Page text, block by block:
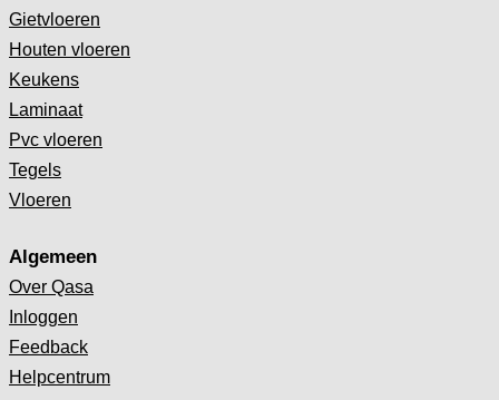
Gietvloeren
Houten vloeren
Keukens
Laminaat
Pvc vloeren
Tegels
Vloeren
Algemeen
Over Qasa
Inloggen
Feedback
Helpcentrum